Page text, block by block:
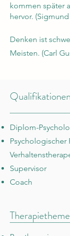
kommen später
hervor.
Denken ist
Meisten. (Carl
Qualifikationen
Diplom-
Psychologischer
Supervisor
Coach